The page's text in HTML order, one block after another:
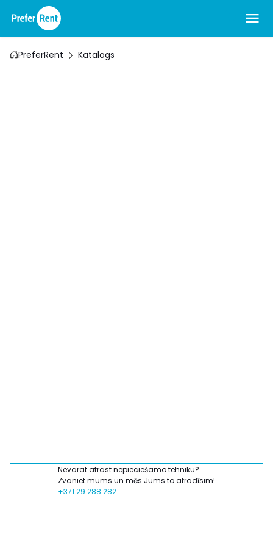
PreferRent Katalogs
Nevarat atrast nepieciešamo tehniku?
Zvaniet mums un mēs Jums to atradīsim!
+371 29 288 282